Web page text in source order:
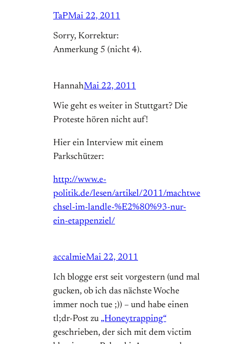
TaPMai 22, 2011
Sorry, Korrektur:
Anmerkung 5 (nicht 4).
HannahMai 22, 2011
Wie geht es weiter in Stuttgart? Die
Proteste hören nicht auf!
Hier ein Interview mit einem
Parkschützer:
http://www.e-
politik.de/lesen/artikel/2011/machtwe
chsel-im-landle-%E2%80%93-nur-
ein-etappenziel/
accalmieMai 22, 2011
Ich blogge erst seit vorgestern (und mal
gucken, ob ich das nächste Woche
immer noch tue ;)) – und habe einen
tl;dr-Post zu „Honeytrapping“
geschrieben, der sich mit dem victim